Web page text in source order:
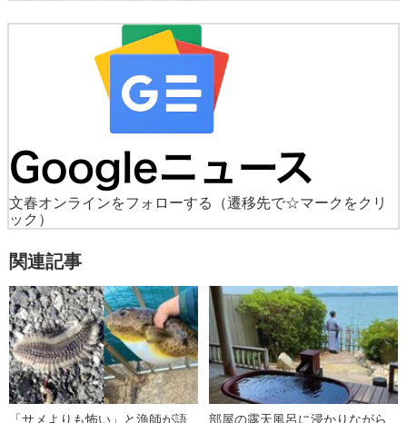
文春オンラインをフォローする
（遷移先で☆マークをクリ
ック）
関連記事
「サメよりも怖い」と漁師が語 部屋の露天風呂に浸かりながら